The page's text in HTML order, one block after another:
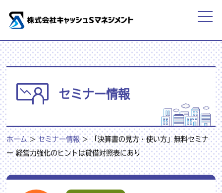
セミナー情報
ホーム>セミナー情報>「決算書の見方・使い方」無料セミナ
ー 経営力強化のヒントは貸借対照表にあり